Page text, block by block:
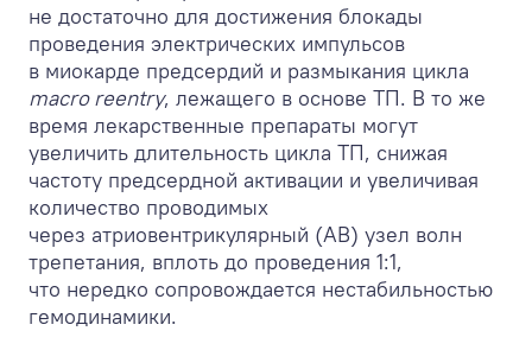
не достаточно для достижения блокады
проведения электрических импульсов
в миокарде предсердий и размыкания цикла
macro reentry, лежащего в основе ТП. В то же
время лекарственные препараты могут
увеличить длительность цикла ТП, снижая
частоту предсердной активации и увеличивая
количество проводимых
через атриовентрикулярный (АВ) узел волн
трепетания, вплоть до проведения 1:1,
что нередко сопровождается нестабильностью
гемодинамики.